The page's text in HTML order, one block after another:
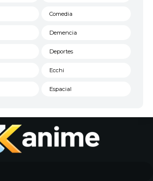
Comedia
Demencia
Deportes
Ecchi
Espacial
Historico
Josei